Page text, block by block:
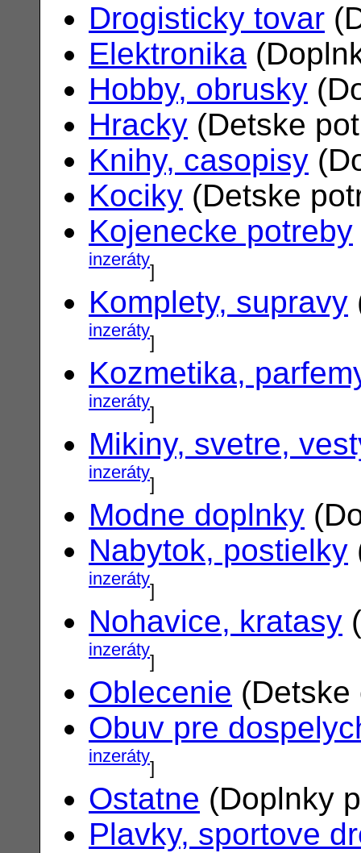
Drogisticky tovar
Elektronika
Hobby, obrusky
Hracky (Detske
Knihy, casopisy
Kociky (Detske
Kojenecke potreby
inzeráty]
Komplety, supravy
inzeráty]
Kozmetika,
inzeráty]
Mikiny, svetre,
inzeráty]
Modne doplnky
Nabytok, postielky
inzeráty]
Nohavice, kratasy
inzeráty]
Oblecenie
Obuv pre
inzeráty]
Ostatne (Doplnky
Plavky, sportove